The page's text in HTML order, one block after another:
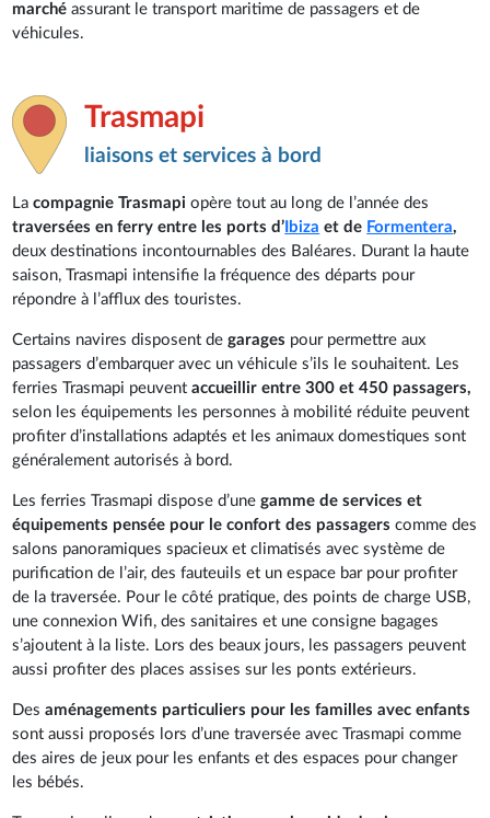
marchéassurant le transport maritime de passagers et de
véhicules.
Trasmapi
liaisons et services à bord
Lacompagnie Trasmapiopère tout au long de l’année des
traversées en ferry entre les ports d’ Ibiza et de Formentera,
deux destinations incontournables des Baléares. Durant la haute
saison, Trasmapi intensifie la fréquence des départs pour
répondre à l’afflux des touristes.
Certains navires disposent degarages pour permettre aux
passagers d’embarquer avec un véhicule s’ils le souhaitent. Les
ferries Trasmapi peuventaccueillir entre 300 et 450 passagers,
selon les équipements les personnes à mobilité réduite peuvent
profiter d’installations adaptés et les animaux domestiques sont
généralement autorisés à bord.
Les ferries Trasmapi dispose d’unegamme de services et
équipements pensée pour le confort des passagers comme des
salons panoramiques spacieux et climatisés avec système de
purification de l’air, des fauteuils et un espace bar pour profiter
de la traversée. Pour le côté pratique, des points de charge USB,
une connexion Wifi, des sanitaires et une consigne bagages
s’ajoutent à la liste. Lors des beaux jours, les passagers peuvent
aussi profiter des places assises sur les ponts extérieurs.
Desaménagements particuliers pour les familles avec enfants
sont aussi proposés lors d’une traversée avec Trasmapi comme
des aires de jeux pour les enfants et des espaces pour changer
les bébés.